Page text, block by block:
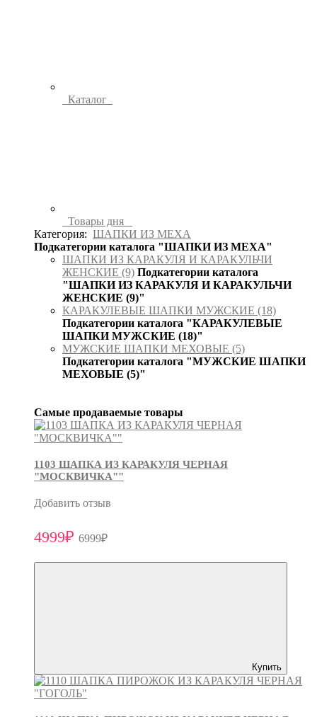
Каталог
Товары дня
Категория: ШАПКИ ИЗ МЕХА
Подкатегории каталога "ШАПКИ ИЗ МЕХА"
ШАПКИ ИЗ КАРАКУЛЯ И КАРАКУЛЬЧИ
ЖЕНСКИЕ (9) Подкатегории каталога
"ШАПКИ ИЗ КАРАКУЛЯ И КАРАКУЛЬЧИ
ЖЕНСКИЕ (9)"
КАРАКУЛЕВЫЕ ШАПКИ МУЖСКИЕ (18)
Подкатегории каталога "КАРАКУЛЕВЫЕ
ШАПКИ МУЖСКИЕ (18)"
МУЖСКИЕ ШАПКИ МЕХОВЫЕ (5)
Подкатегории каталога "МУЖСКИЕ ШАПКИ
МЕХОВЫЕ (5)"
Самые продаваемые товары
1103 ШАПКА ИЗ КАРАКУЛЯ ЧЕРНАЯ
"МОСКВИЧКА""
Добавить отзыв
4999₽ 6999₽
Купить